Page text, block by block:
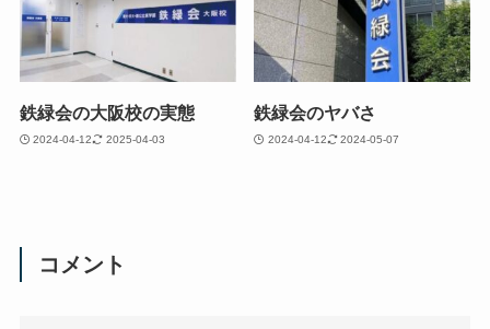
鉄緑会の大阪校の実態
2024-04-12 2025-04-03
鉄緑会のヤバさ
2024-04-12 2024-05-07
コメント